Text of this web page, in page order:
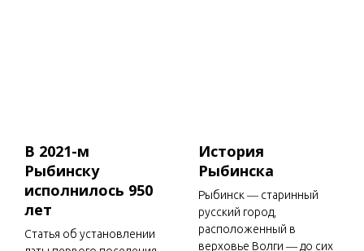
В 2021-м
Рыбинску
исполнилось 950
лет
Статья об установлении
История
Рыбинска
Рыбинск ― старинный
русский город,
расположенный в
верховье Волги ― до сих